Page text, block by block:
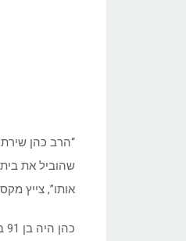
שהוביל את
אותו”, צייץ מקס
כהן היה בן 91 במותו.